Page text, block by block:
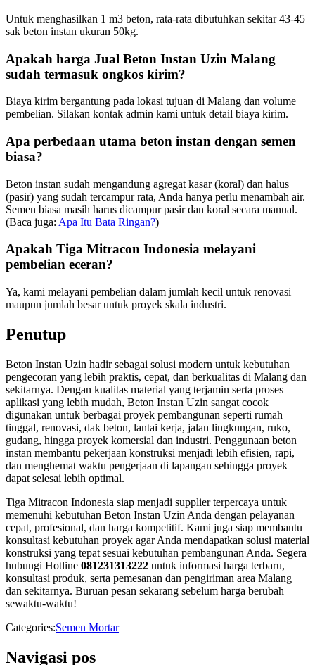
Untuk menghasilkan 1 m3 beton, rata-rata dibutuhkan sekitar 43-45
sak beton instan ukuran 50kg.
Apakah harga Jual Beton Instan Uzin Malang
sudah termasuk ongkos kirim?
Biaya kirim bergantung pada lokasi tujuan di Malang dan volume
pembelian. Silakan kontak admin kami untuk detail biaya kirim.
Apa perbedaan utama beton instan dengan semen
biasa?
Beton instan sudah mengandung agregat kasar (koral) dan halus
(pasir) yang sudah tercampur rata, Anda hanya perlu menambah air.
Semen biasa masih harus dicampur pasir dan koral secara manual.
(Baca juga: Apa Itu Bata Ringan?)
Apakah Tiga Mitracon Indonesia melayani
pembelian eceran?
Ya, kami melayani pembelian dalam jumlah kecil untuk renovasi
maupun jumlah besar untuk proyek skala industri.
Penutup
Beton Instan Uzin hadir sebagai solusi modern untuk kebutuhan
pengecoran yang lebih praktis, cepat, dan berkualitas di Malang dan
sekitarnya. Dengan kualitas material yang terjamin serta proses
aplikasi yang lebih mudah, Beton Instan Uzin sangat cocok
digunakan untuk berbagai proyek pembangunan seperti rumah
tinggal, renovasi, dak beton, lantai kerja, jalan lingkungan, ruko,
gudang, hingga proyek komersial dan industri. Penggunaan beton
instan membantu pekerjaan konstruksi menjadi lebih efisien, rapi,
dan menghemat waktu pengerjaan di lapangan sehingga proyek
dapat selesai lebih optimal.
Tiga Mitracon Indonesia siap menjadi supplier terpercaya untuk
memenuhi kebutuhan Beton Instan Uzin Anda dengan pelayanan
cepat, profesional, dan harga kompetitif. Kami juga siap membantu
konsultasi kebutuhan proyek agar Anda mendapatkan solusi material
konstruksi yang tepat sesuai kebutuhan pembangunan Anda. Segera
hubungi Hotline 081231313222 untuk informasi harga terbaru,
konsultasi produk, serta pemesanan dan pengiriman area Malang
dan sekitarnya. Buruan pesan sekarang sebelum harga berubah
sewaktu-waktu!
Categories:Semen Mortar
Navigasi pos